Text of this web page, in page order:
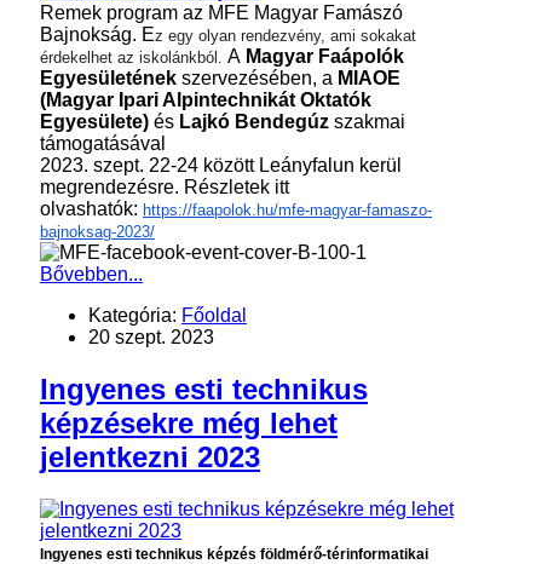
Remek program az MFE Magyar Famászó
Bajnokság. Ez egy olyan rendezvény, ami sokakat
érdekelhet az iskolánkból.
A Magyar Faápolók
Egyesületének szervezésében, a MIAOE
(Magyar Ipari Alpintechnikát Oktatók
Egyesülete) és Lajkó Bendegúz szakmai
támogatásával
2023. szept. 22-24 között Leányfalun kerül
megrendezésre. Részletek itt
olvashatók: https://faapolok.hu/mfe-magyar-famaszo-
bajnoksag-2023/
Bővebben...
Kategória: Főoldal
20 szept. 2023
Ingyenes esti technikus
képzésekre még lehet
jelentkezni 2023
Ingyenes esti technikus képzés földmérő-térinformatikai